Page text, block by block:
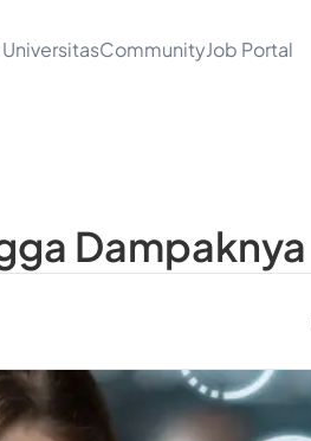
CommunityJob Portal
Dampaknya